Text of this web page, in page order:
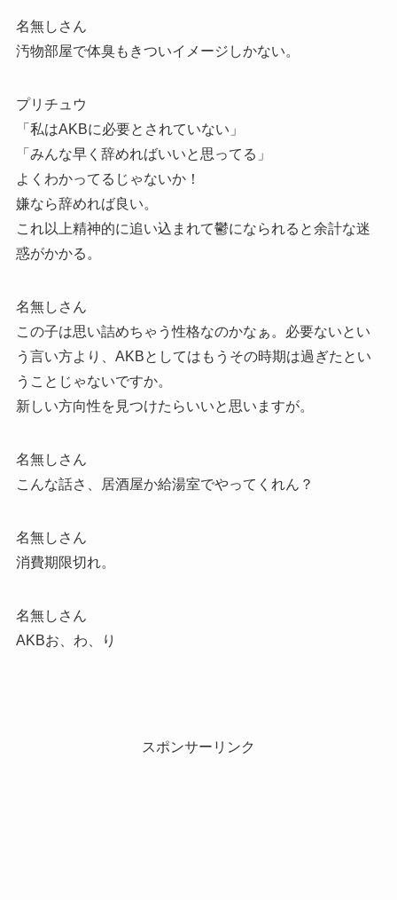
名無しさん
汚物部屋で体臭もきついイメージしかない。
プリチュウ
「私はAKBに必要とされていない」
「みんな早く辞めればいいと思ってる」
よくわかってるじゃないか！
嫌なら辞めれば良い。
これ以上精神的に追い込まれて鬱になられると余計な迷
惑がかかる。
名無しさん
この子は思い詰めちゃう性格なのかなぁ。必要ないとい
う言い方より、AKBとしてはもうその時期は過ぎたとい
うことじゃないですか。
新しい方向性を見つけたらいいと思いますが。
名無しさん
こんな話さ、居酒屋か給湯室でやってくれん？
名無しさん
消費期限切れ。
名無しさん
AKBお、わ、り
スポンサーリンク